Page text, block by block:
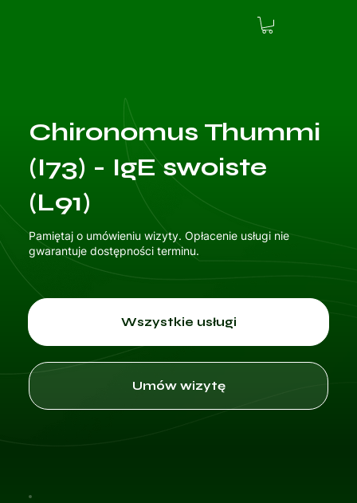
Chironomus Thummi
(I73) - IgE swoiste
(L91)
Pamiętaj o umówieniu wizyty. Opłacenie usługi nie
gwarantuje dostępności terminu.
Wszystkie usługi
Umów wizytę